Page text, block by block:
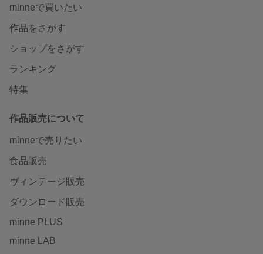
minneで買いたい
作品をさがす
ショップをさがす
ランキング
特集
作品販売について
minneで売りたい
食品販売
ヴィンテージ販売
ダウンロード販売
minne PLUS
minne LAB